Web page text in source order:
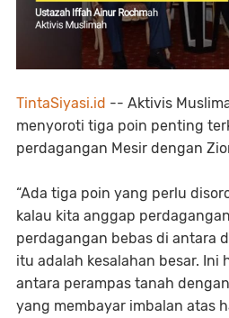
TintaSiyasi.id -- Aktivis
menyoroti tiga poin penting
perdagangan Mesir dengan
“Ada tiga poin yang perlu
kalau kita anggap
perdagangan bebas di antara
itu adalah kesalahan besar. Ini
antara perampas tanah
yang membayar imbalan atas